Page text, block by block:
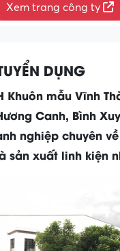
Xem trang công ty
DỤNG
Khuôn mẫu Vĩnh
Canh, Bình
nghiệp chuyên
sản xuất linh kiện